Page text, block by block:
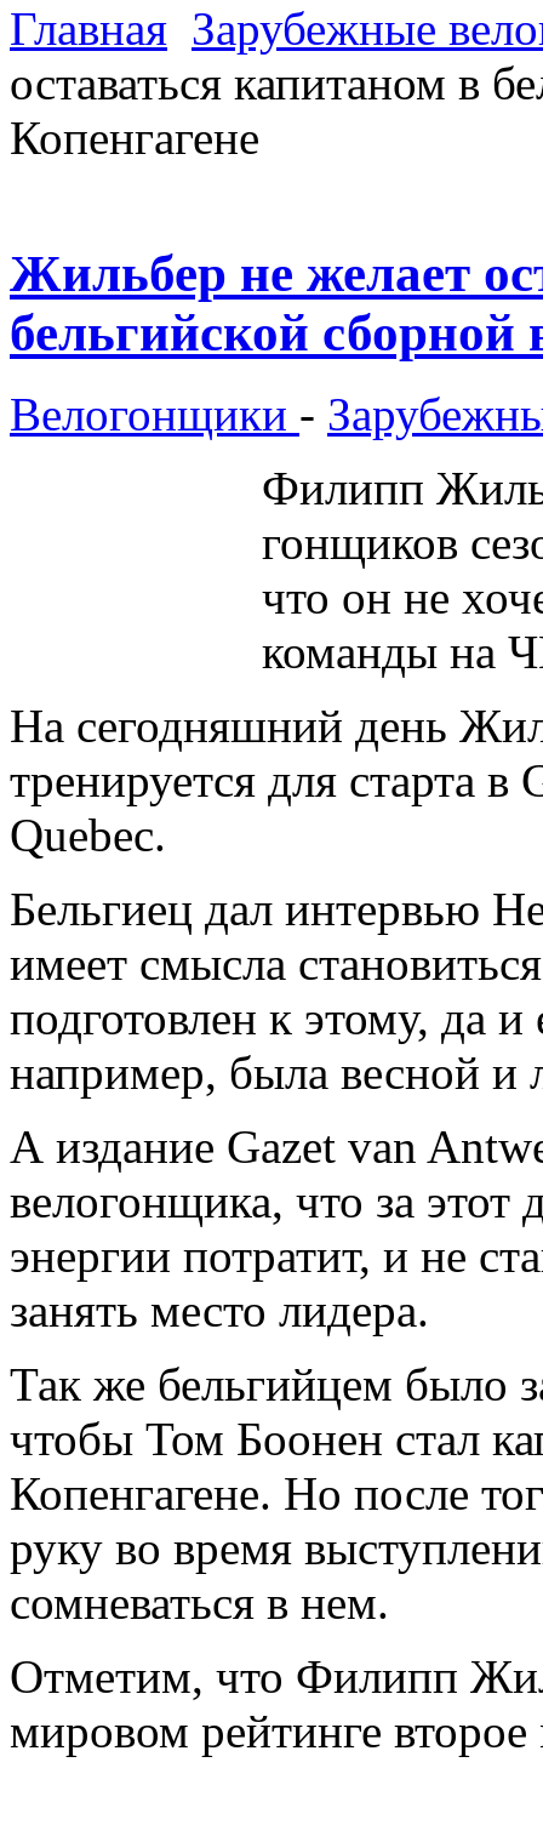
Главная Зарубежные
оставаться капитаном в
Копенгагене
Жильбер не желает
бельгийской сборной
Велогонщики -
Филипп
гонщиков
что он не
команды на
На сегодняшний день
тренируется для старта в
Quebec.
Бельгиец дал интервью
имеет смысла
подготовлен к этому, да
например, была весной и
А издание Gazet van
велогонщика, что за
энергии потратит, и не
занять место лидера.
Так же бельгийцем было
чтобы Том Боонен стал
Копенгагене. Но после
руку во время
сомневаться в нем.
Отметим, что Филипп
мировом рейтинге второе